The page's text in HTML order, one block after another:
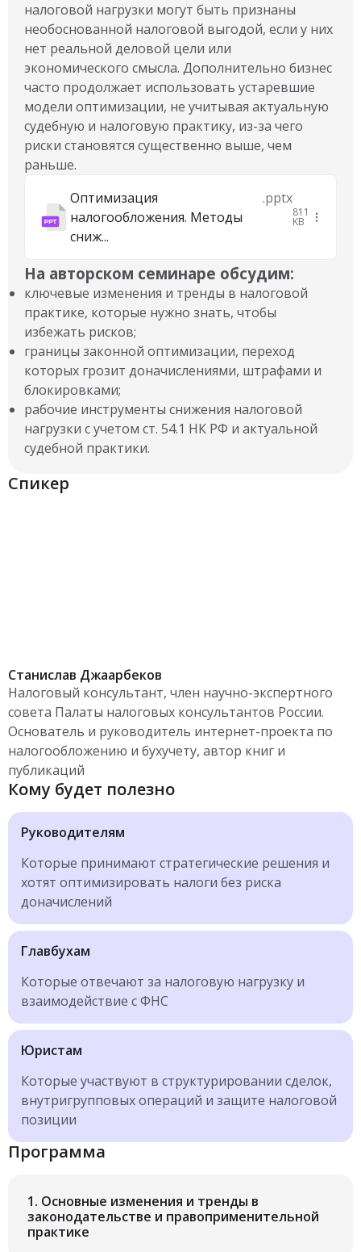
налоговой нагрузки могут быть признаны
необоснованной налоговой выгодой, если у них
нет реальной деловой цели или
экономического смысла. Дополнительно бизнес
часто продолжает использовать устаревшие
модели оптимизации, не учитывая актуальную
судебную и налоговую практику, из-за чего
риски становятся существенно выше, чем
раньше.
Оптимизация
налогообложения. Методы
сниж...
.pptx
811
KB
На авторском семинаре обсудим:
ключевые изменения и тренды в налоговой
практике, которые нужно знать, чтобы
избежать рисков;
границы законной оптимизации, переход
которых грозит доначислениями, штрафами и
блокировками;
рабочие инструменты снижения налоговой
нагрузки с учетом ст. 54.1 НК РФ и актуальной
судебной практики.
Спикер
Станислав Джаарбеков
Налоговый консультант, член научно-экспертного
совета Палаты налоговых консультантов России.
Основатель и руководитель интернет-проекта по
налогообложению и бухучету, автор книг и
публикаций
Кому будет полезно
Руководителям
Которые принимают стратегические решения и
хотят оптимизировать налоги без риска
доначислений
Главбухам
Которые отвечают за налоговую нагрузку и
взаимодействие с ФНС
Юристам
Которые участвуют в структурировании сделок,
внутригрупповых операций и защите налоговой
позиции
Программа
1. Основные изменения и тренды в
законодательстве и правоприменительной
практике